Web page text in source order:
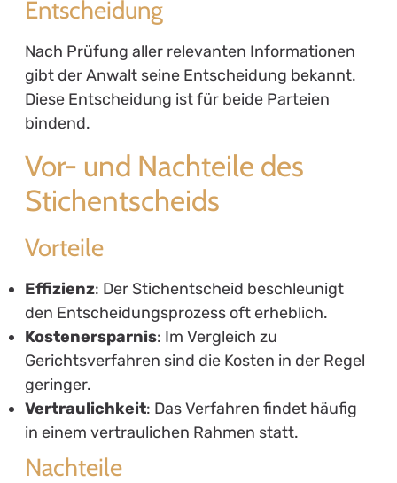
Entscheidung
Nach Prüfung aller relevanten Informationen
gibt der Anwalt seine Entscheidung bekannt.
Diese Entscheidung ist für beide Parteien
bindend.
Vor- und Nachteile des
Stichentscheids
Vorteile
Effizienz: Der Stichentscheid beschleunigt
den Entscheidungsprozess oft erheblich.
Kostenersparnis: Im Vergleich zu
Gerichtsverfahren sind die Kosten in der Regel
geringer.
Vertraulichkeit: Das Verfahren findet häufig
in einem vertraulichen Rahmen statt.
Nachteile